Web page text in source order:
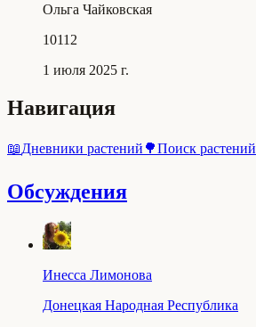
Ольга Чайковская
10112
1 июля 2025 г.
Навигация
📖Дневники растений 🌳Поиск растений
Обсуждения
Инесса Лимонова
Донецкая Народная Республика